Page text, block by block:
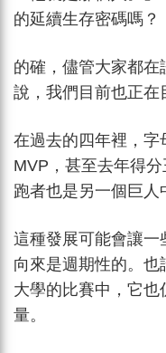
的延續生存密碼嗎？
的確，儘管大家都
說，我們目前也正在
在過去的四年裡，字
MVP，甚至去年得
跑者也是另一個巨人
這種發展可能會讓一
向來是週期性的。也
大學的比賽中，它也
量。